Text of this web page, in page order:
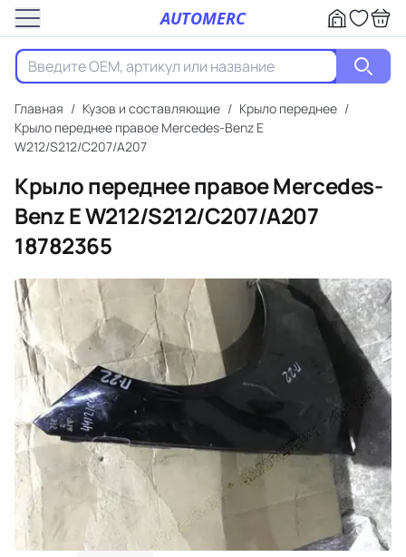
AUTOMERC
Главная / Кузов и составляющие / Крыло переднее /
Крыло переднее правое Mercedes-Benz E
W212/S212/C207/A207
Крыло переднее правое Mercedes-
Benz E W212/S212/C207/A207
18782365